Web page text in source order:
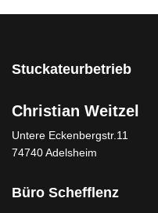
Stuckateurbetrieb
Christian Weitzel
Untere Eckenbergstr.11
74740 Adelsheim
Büro Schefflenz